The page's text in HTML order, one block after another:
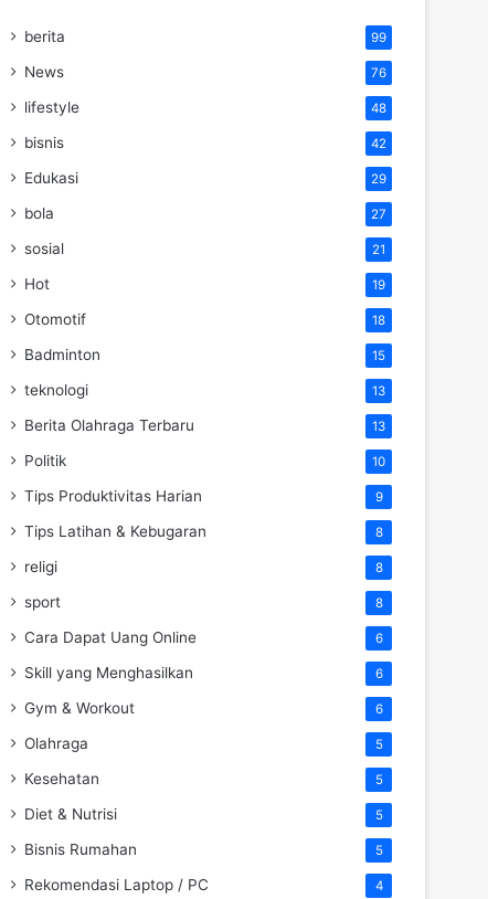
berita 99
News 76
lifestyle 48
bisnis 42
Edukasi 29
bola 27
sosial 21
Hot 19
Otomotif 18
Badminton 15
teknologi 13
Berita Olahraga Terbaru 13
Politik 10
Tips Produktivitas Harian 9
Tips Latihan & Kebugaran 8
religi 8
sport 8
Cara Dapat Uang Online 6
Skill yang Menghasilkan 6
Gym & Workout 6
Olahraga 5
Kesehatan 5
Diet & Nutrisi 5
Bisnis Rumahan 5
Rekomendasi Laptop / PC 4